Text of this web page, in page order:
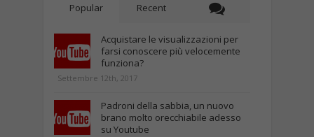
Popular Recent
Acquistare le visualizzazioni per
farsi conoscere più velocemente
funziona?
Settembre 12th, 2017
Padroni della sabbia, un nuovo
brano molto orecchiabile adesso
su Youtube